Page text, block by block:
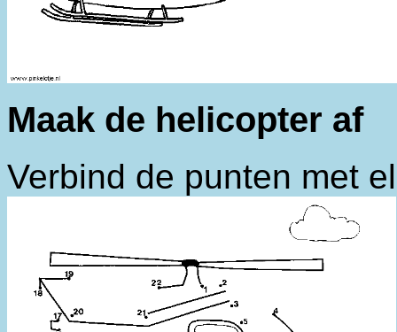
Maak de helicopter af
Verbind de punten met